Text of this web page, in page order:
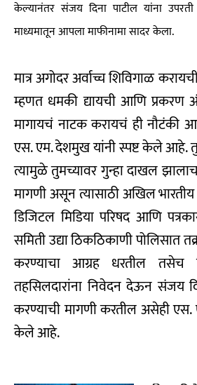
केल्यानंतर संजय दिना पाटील यांना उपरती
माध्यमातून आपला माफीनामा सादर केला.
मात्र अगोदर अर्वाच्च शिविगाळ
म्हणत धमकी द्यायची आणि
मागायचं नाटक करायचं ही नौटंकी
एस. एम. देशमुख यांनी स्पष्ट केले आहे.
त्यामुळे तुमच्यावर गुन्हा दाखल
मागणी असून त्यासाठी अखिल भारतीय
डिजिटल मिडिया परिषद आणि
समिती उद्या ठिकठिकाणी पोलिसात
करण्याचा आग्रह धरतील तसेच
तहसिलदारांना निवेदन देऊन संजय
करण्याची मागणी करतील असेही एस.
केले आहे.